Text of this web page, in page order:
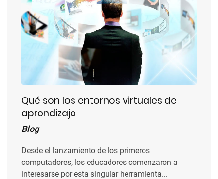
Qué son los entornos virtuales de
aprendizaje
Blog
Desde el lanzamiento de los primeros
computadores, los educadores comenzaron a
interesarse por esta singular herramienta...